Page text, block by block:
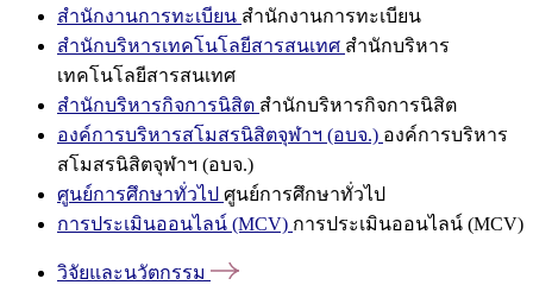
สำนักงานการทะเบียน สำนักงานการทะเบียน
สำนักบริหารเทคโนโลยีสารสนเทศ สำนักบริหาร
เทคโนโลยีสารสนเทศ
สำนักบริหารกิจการนิสิต สำนักบริหารกิจการนิสิต
องค์การบริหารสโมสรนิสิตจุฬาฯ (อบจ.) องค์การบริหาร
สโมสรนิสิตจุฬาฯ (อบจ.)
ศูนย์การศึกษาทั่วไป ศูนย์การศึกษาทั่วไป
การประเมินออนไลน์ (MCV) การประเมินออนไลน์ (MCV)
วิจัยและนวัตกรรม